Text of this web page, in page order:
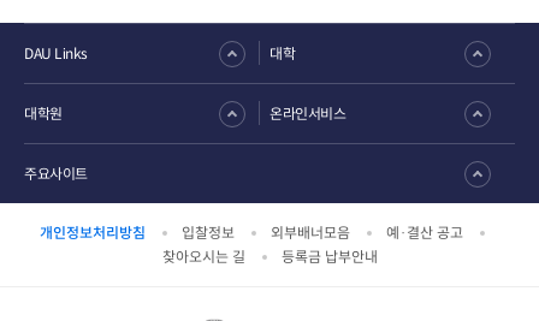
개인정보처리방침 입찰정보 외부배너모음
예·결산 공고
찾아오시는 길
등록금 납부안내
DAU Links 대학
대학원 온라인서비스
주요사이트